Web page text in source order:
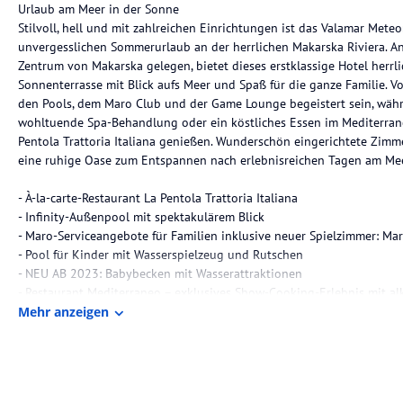
Urlaub am Meer in der Sonne
Stilvoll, hell und mit zahlreichen Einrichtungen ist das Valamar
unvergesslichen Sommerurlaub an der herrlichen Makarska Riviera.
Zentrum von Makarska gelegen, bietet dieses erstklassige Hotel
Sonnenterrasse mit Blick aufs Meer und Spaß für die ganze Familie.
den Pools, dem Maro Club und der Game Lounge begeistert sein,
wohltuende Spa-Behandlung oder ein köstliches Essen im
Pentola Trattoria Italiana genießen. Wunderschön eingerichtete
eine ruhige Oase zum Entspannen nach erlebnisreichen Tagen am
- À-la-carte-Restaurant La Pentola Trattoria Italiana
- Infinity-Außenpool mit spektakulärem Blick
- Maro-Serviceangebote für Familien inklusive neuer Spielzimmer:
- Pool für Kinder mit Wasserspielzeug und Rutschen
- NEU AB 2023: Babybecken mit Wasserattraktionen
- Restaurant Mediterraneo – exklusives Show-Cooking-Erlebnis mit
der Getränkestation zu den - Mahlzeiten im Preis inbegriffen
Mehr anzeigen